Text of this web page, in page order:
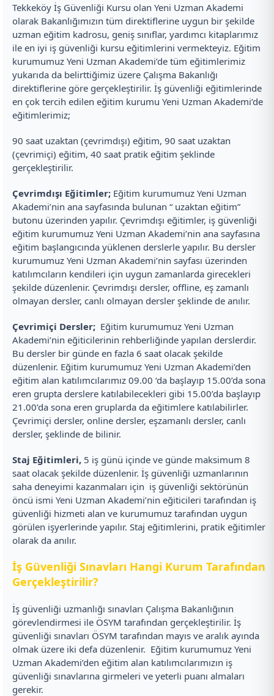
Tekkeköy İş Güvenliği Kursu olan Yeni Uzman Akademi
olarak Bakanlığımızın tüm direktiflerine uygun bir şekilde
uzman eğitim kadrosu, geniş sınıflar, yardımcı kitaplarımız
ile en iyi iş güvenliği kursu eğitimlerini vermekteyiz. Eğitim
kurumumuz Yeni Uzman Akademi’de tüm eğitimlerimiz
yukarıda da belirttiğimiz üzere Çalışma Bakanlığı
direktiflerine göre gerçekleştirilir. İş güvenliği eğitimlerinde
en çok tercih edilen eğitim kurumu Yeni Uzman Akademi’de
eğitimlerimiz;
90 saat uzaktan (çevrimdışı) eğitim, 90 saat uzaktan
(çevrimiçi) eğitim, 40 saat pratik eğitim şeklinde
gerçekleştirilir.
Çevrimdışı Eğitimler; Eğitim kurumumuz Yeni Uzman
Akademi’nin ana sayfasında bulunan “ uzaktan eğitim”
butonu üzerinden yapılır. Çevrimdışı eğitimler, iş güvenliği
eğitim kurumumuz Yeni Uzman Akademi’nin ana sayfasına
eğitim başlangıcında yüklenen derslerle yapılır. Bu dersler
kurumumuz Yeni Uzman Akademi’nin sayfası üzerinden
katılımcıların kendileri için uygun zamanlarda girecekleri
şekilde düzenlenir. Çevrimdışı dersler, offline, eş zamanlı
olmayan dersler, canlı olmayan dersler şeklinde de anılır.
Çevrimiçi Dersler; Eğitim kurumumuz Yeni Uzman
Akademi’nin eğiticilerinin rehberliğinde yapılan derslerdir.
Bu dersler bir günde en fazla 6 saat olacak şekilde
düzenlenir. Eğitim kurumumuz Yeni Uzman Akademi’den
eğitim alan katılımcılarımız 09.00 ‘da başlayıp 15.00’da sona
eren grupta derslere katılabilecekleri gibi 15.00’da başlayıp
21.00’da sona eren gruplarda da eğitimlere katılabilirler.
Çevrimiçi dersler, online dersler, eşzamanlı dersler, canlı
dersler, şeklinde de bilinir.
Staj Eğitimleri, 5 iş günü içinde ve günde maksimum 8
saat olacak şekilde düzenlenir. İş güvenliği uzmanlarının
saha deneyimi kazanmaları için iş güvenliği sektörünün
öncü ismi Yeni Uzman Akademi’nin eğiticileri tarafından iş
güvenliği hizmeti alan ve kurumumuz tarafından uygun
görülen işyerlerinde yapılır. Staj eğitimlerini, pratik eğitimler
olarak da anılır.
İş Güvenliği Sınavları Hangi Kurum Tarafından
Gerçekleştirilir?
İş güvenliği uzmanlığı sınavları Çalışma Bakanlığının
görevlendirmesi ile ÖSYM tarafından gerçekleştirilir. İş
güvenliği sınavları ÖSYM tarafından mayıs ve aralık ayında
olmak üzere iki defa düzenlenir. Eğitim kurumumuz Yeni
Uzman Akademi’den eğitim alan katılımcılarımızın iş
güvenliği sınavlarına girmeleri ve yeterli puanı almaları
gerekir.